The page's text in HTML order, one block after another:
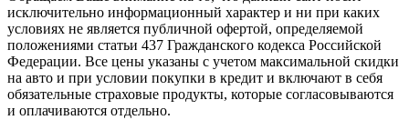
исключительно информационный характер и ни при каких
условиях не является публичной офертой, определяемой
положениями статьи 437 Гражданского кодекса Российской
Федерации. Все цены указаны с учетом максимальной скидки
на авто и при условии покупки в кредит и включают в себя
обязательные страховые продукты, которые согласовываются
и оплачиваются отдельно.